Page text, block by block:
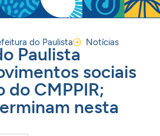
do Paulista Notícias
Paulista
sociais
do CMPPIR;
nesta